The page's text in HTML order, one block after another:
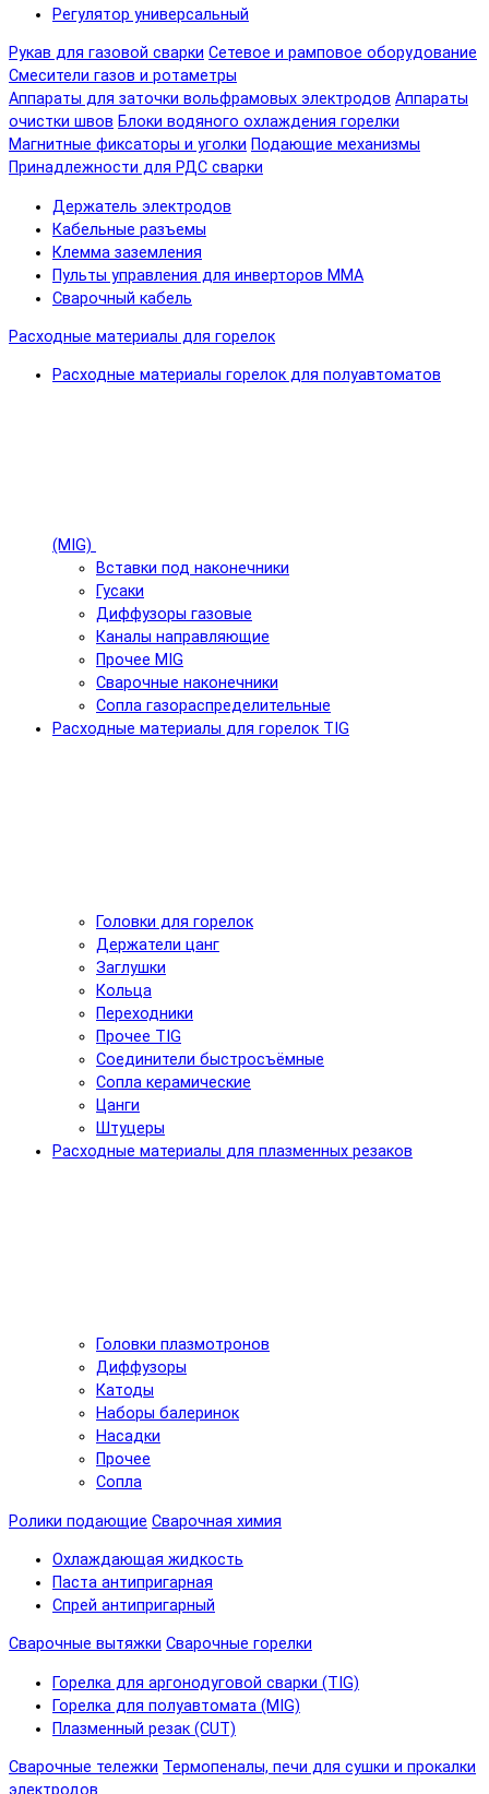
Регулятор универсальный
Рукав для газовой сварки Сетевое и рамповое оборудование
Смесители газов и ротаметры
Аппараты для заточки вольфрамовых электродов Аппараты
очистки швов Блоки водяного охлаждения горелки
Магнитные фиксаторы и уголки Подающие механизмы
Принадлежности для РДС сварки
Держатель электродов
Кабельные разъемы
Клемма заземления
Пульты управления для инверторов MMA
Сварочный кабель
Расходные материалы для горелок
Расходные материалы горелок для полуавтоматов
(MIG)
Вставки под наконечники
Гусаки
Диффузоры газовые
Каналы направляющие
Прочее MIG
Сварочные наконечники
Сопла газораспределительные
Расходные материалы для горелок TIG
Головки для горелок
Держатели цанг
Заглушки
Кольца
Переходники
Прочее TIG
Соединители быстросъёмные
Сопла керамические
Цанги
Штуцеры
Расходные материалы для плазменных резаков
Головки плазмотронов
Диффузоры
Катоды
Наборы балеринок
Насадки
Прочее
Сопла
Ролики подающие Сварочная химия
Охлаждающая жидкость
Паста антипригарная
Спрей антипригарный
Сварочные вытяжки Сварочные горелки
Горелка для аргонодуговой сварки (TIG)
Горелка для полуавтомата (MIG)
Плазменный резак (CUT)
Сварочные тележки Термопеналы, печи для сушки и прокалки